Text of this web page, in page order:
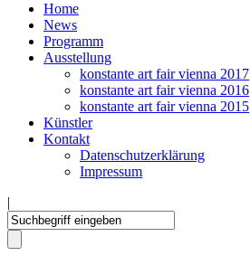
Home
News
Programm
Ausstellung
konstante art fair vienna 2017
konstante art fair vienna 2016
konstante art fair vienna 2015
Künstler
Kontakt
Datenschutzerklärung
Impressum
|